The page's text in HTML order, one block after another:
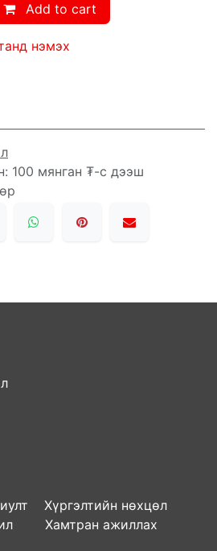
Add to cart
нэмэх
100 мянган ₮-с дээш
Хүргэлтийн нөхцөл
Хамтран ажиллах